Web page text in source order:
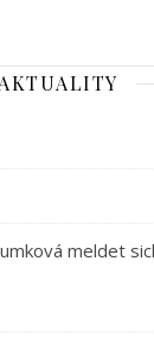
AKTUALITY
meldet